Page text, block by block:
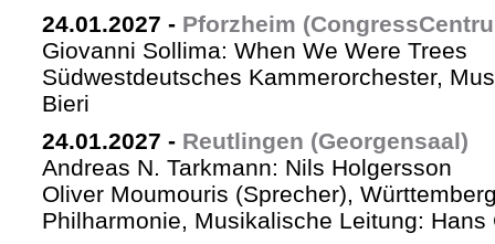
24.01.2027 - Pforzheim
Giovanni Sollima: When We Were Trees
Südwestdeutsches Kammerorchester,
Bieri
24.01.2027 - Reutlingen (Georgensaal)
Andreas N. Tarkmann: Nils Holgersson
Oliver Moumouris (Sprecher),
Philharmonie, Musikalische Leitung: Hans